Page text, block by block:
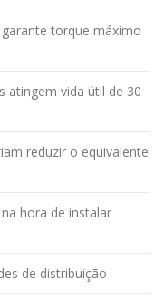
torque máximo
atingem vida útil de 30
reduzir o equivalente
hora de instalar
de distribuição